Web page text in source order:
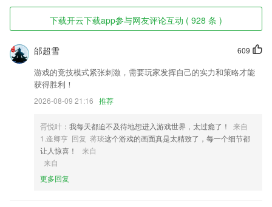
1,【阅读功能】优秀阅读体验,护眼模式、仿真等多翻页效果、文字大小
调节、变换阅读背景、阅读亮度调整、锁屏时间变换、批量下载、进度跳
2,坚持需求导向，积极开发具有郫都特色、符合基层实际系列课程，提升
培训内容的针对性、实践经验的可及性。
3,文档识别 识别提取word文件并导出word格式
4,快速便捷的查询地铁站周边的吃喝玩乐信息，一键导航，无忧生活。
5,很多操作都很简单方便，第一次使用就可以很容易的进行新的编辑。
6,乐器介绍，种类丰富
开云下载app软件优势
1.力于呵护童心，培养孩子的阅读习惯，提升亲子沟通质量。
下载开云下载app参与网友评论互动 ( 928 条 )
609
邰超雪
游戏的竞技模式紧张刺激，需要玩家发挥自己的实力和策略才能
获得胜利！
2026-08-09 21:16 推荐
胥悦叶 ：我每天都迫不及待地想进入游戏世界，太过瘾了！
来自
1.逄卿亨 回复 蒋琰这个游戏的画面真是太精致了，每一个细节都
让人惊喜！
来自
来自
更多回复